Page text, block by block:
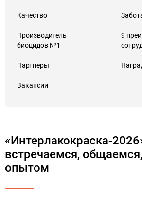
Качество
Производитель
биоцидов №1
9
Партнеры
Вакансии
«Интерлакокраска-
встречаемся,
опытом